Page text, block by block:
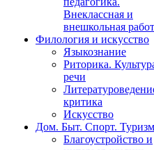
Внеклассная и
внешкольная
Филология и искусство
Языкознание
Риторика.
речи
критика
Искусство
Дом. Быт. Спорт. Туризм
Благоустройство и